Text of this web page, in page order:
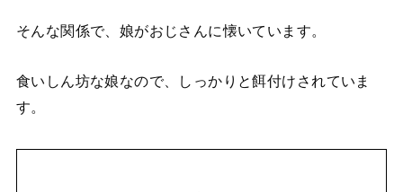
そんな関係で、娘がおじさんに懐いています。
食いしん坊な娘なので、しっかりと餌付けされていま
す。